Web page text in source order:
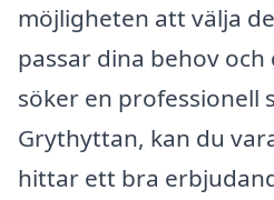
möjligheten att välja
passar dina behov
söker en professionell
Grythyttan, kan du
hittar ett bra